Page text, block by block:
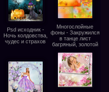
Psd исходник -
Ночь колдовства,
чудес и страхов
Многослойные
фоны - Закружился
в танце лист
багряный, золотой